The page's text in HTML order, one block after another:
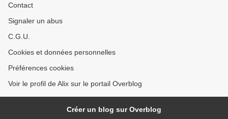
Contact
Signaler un abus
C.G.U.
Cookies et données personnelles
Préférences cookies
Voir le profil de Alix sur le portail Overblog
Créer un blog sur Overblog